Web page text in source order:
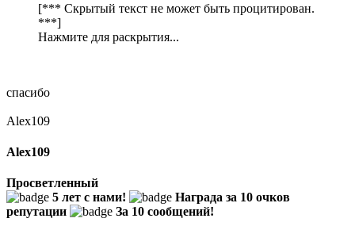
[*** Скрытый текст не может быть процитирован.
***]
Нажмите для раскрытия...
спасибо
Alex109
Alex109
Просветленный
5 лет с нами!
Награда за 10 очков
репутации
За 10 сообщений!